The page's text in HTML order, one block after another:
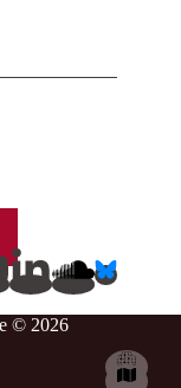
© 2026